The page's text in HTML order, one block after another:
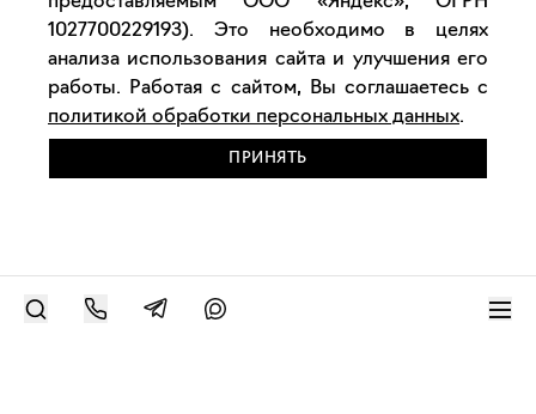
1027700229193). Это необходимо в целях
анализа использования сайта и улучшения его
работы. Работая с сайтом, Вы соглашаетесь с
политикой обработки персональных данных.
ПРИНЯТЬ